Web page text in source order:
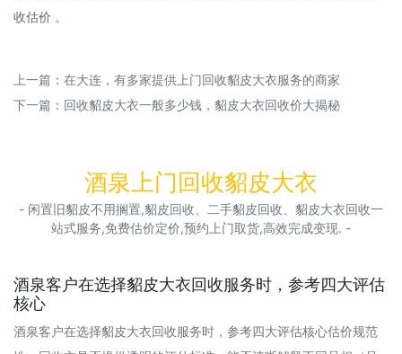
收估价 。‌‌
上一篇： 在大连，有多家提供上门回收貂皮大衣服务的商家
下一篇： 回收貂皮大衣一般多少钱，貂皮大衣回收价大揭秘
酒泉上门回收貂皮大衣
- 闲置旧貂皮不用搁置,貂皮回收、二手貂皮回收、貂皮大衣回收一
站式服务,免费估价定价,预约上门取货,高效完成变现. -
酒泉客户在选择貂皮大衣回收服务时，参考四大评估
核心
酒泉客户在选择貂皮大衣回收服务时，参考四大评估核心估价规范